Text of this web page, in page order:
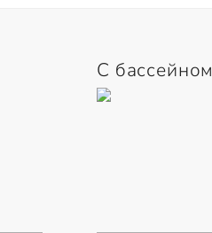
С бассейном